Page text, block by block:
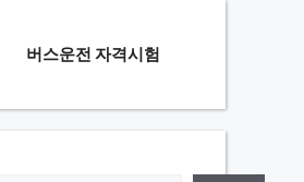
버스운전 자격시험